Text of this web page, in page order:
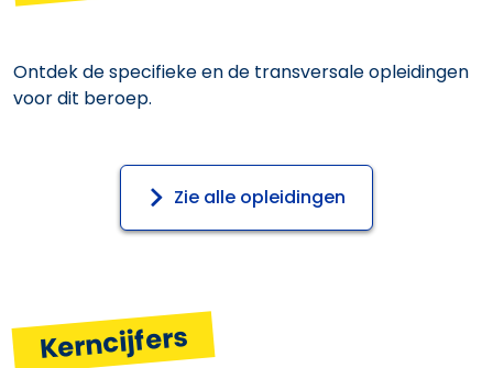
Ontdek de specifieke en de transversale opleidingen
voor dit beroep.
Zie alle opleidingen
Kerncijfers